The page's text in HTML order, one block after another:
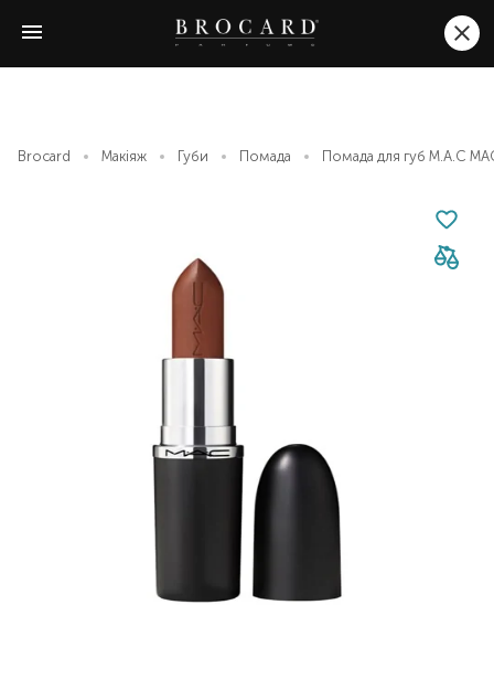
Brocard Макіяж Губи Помада Помада для губ M.A.C